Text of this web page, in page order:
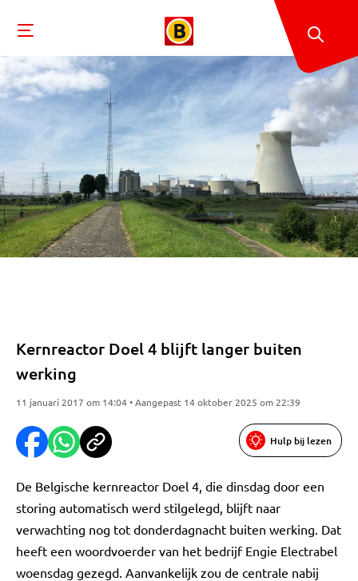
Kernreactor Doel 4 blijft langer buiten
werking
11 januari 2017 om 14:04 • Aangepast 14 oktober 2025 om 22:39
Hulp bij lezen
De Belgische kernreactor Doel 4, die dinsdag door een
storing automatisch werd stilgelegd, blijft naar
verwachting nog tot donderdagnacht buiten werking. Dat
heeft een woordvoerder van het bedrijf Engie Electrabel
woensdag gezegd. Aanvankelijk zou de centrale nabij